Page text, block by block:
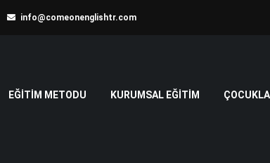
info@comeonenglishtr.com
EĞITIM METODU KURUMSAL EĞITIM